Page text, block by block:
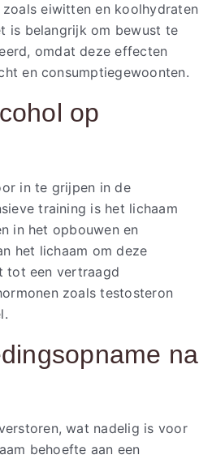
eiwitten en koolhydraten
is belangrijk om bewust te
omdat deze effecten
en consumptiegewoonten.
op
in te grijpen in de
training is het lichaam
in het opbouwen en
het lichaam om deze
tot een vertraagd
zoals testosteron
na
wat nadelig is voor
behoefte aan een